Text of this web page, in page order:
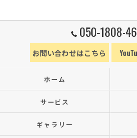
050-1808-
お問い合わせはこちら
ホーム
サービス
ギャラリー